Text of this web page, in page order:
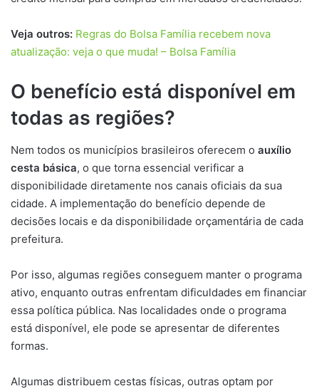
Veja outros: Regras do Bolsa Família recebem nova
atualização: veja o que muda! – Bolsa Família
O benefício está disponível em
todas as regiões?
Nem todos os municípios brasileiros oferecem o auxílio
cesta básica, o que torna essencial verificar a
disponibilidade diretamente nos canais oficiais da sua
cidade. A implementação do benefício depende de
decisões locais e da disponibilidade orçamentária de cada
prefeitura.
Por isso, algumas regiões conseguem manter o programa
ativo, enquanto outras enfrentam dificuldades em financiar
essa política pública. Nas localidades onde o programa
está disponível, ele pode se apresentar de diferentes
formas.
Algumas distribuem cestas físicas, outras optam por